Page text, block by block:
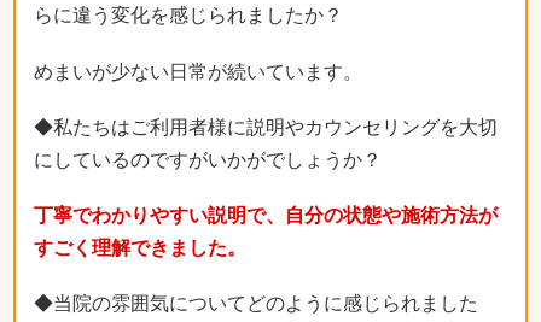
らに違う変化を感じられましたか？
めまいが少ない日常が続いています。
◆私たちはご利用者様に説明やカウンセリングを大切
にしているのですがいかがでしょうか？
丁寧でわかりやすい説明で、自分の状態や施術方法が
すごく理解できました。
◆当院の雰囲気についてどのように感じられました